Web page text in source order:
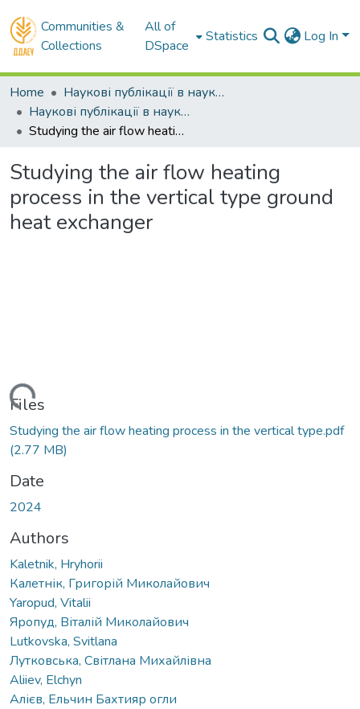
Communities &
Collections
All of
DSpace
Statistics Log In
Home
Наукові публікації в наукометричних базах Scopus та Web of Science
Наукові публікації в наукометричній базі Scopus
Studying the air flow heating process in the vertical type ground heat exchanger
Studying the air flow heating
process in the vertical type ground
heat exchanger
Files
Studying the air flow heating process in the vertical type.pdf
(2.77 MB)
Date
2024
Authors
Kaletnik, Hryhorii
Калетнік, Григорій Миколайович
Yaropud, Vitalii
Яропуд, Віталій Миколайович
Lutkovska, Svitlana
Лутковська, Світлана Михайлівна
Aliiev, Elchyn
Алієв, Ельчин Бахтияр огли